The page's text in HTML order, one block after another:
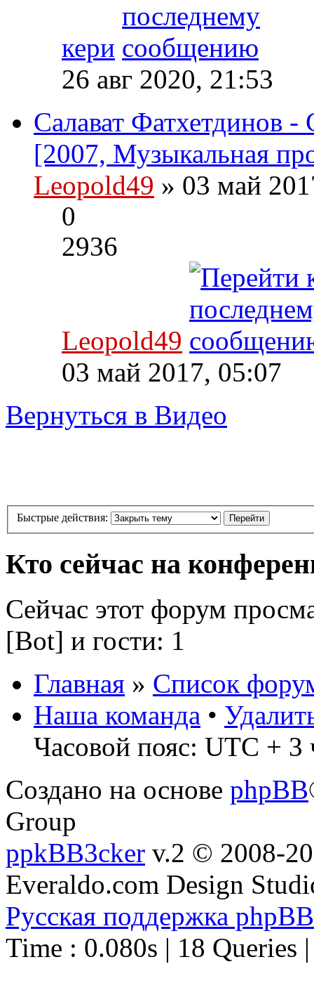
кери
26 авг 2020, 21:53
Салават Фатхетдинов -
[2007, Музыкальная
Leopold49 » 03 май
0
2936
Leopold49
03 май 2017, 05:07
Вернуться в Видео
Быстрые действия:
Кто сейчас на
Сейчас этот форум
[Bot] и гости: 1
Главная » Список
Наша команда •
Часовой пояс: UTC + 3
Создано на основе phpBB
Group
ppkBB3cker v.2 © 2008-
Everaldo.com Design
Русская поддержка phpBB
Time : 0.080s | 18 Queries